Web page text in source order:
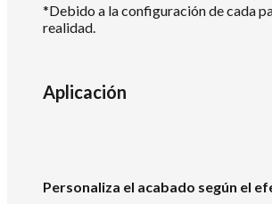
*Debido a la configuración de cada
realidad.
Aplicación
Personaliza el acabado según el